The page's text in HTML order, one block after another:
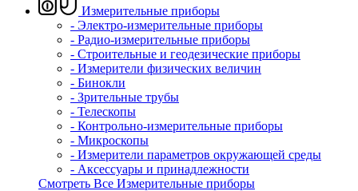
Измерительные приборы
- Электро-измерительные приборы
- Радио-измерительные приборы
- Строительные и геодезические приборы
- Измерители физических величин
- Бинокли
- Зрительные трубы
- Телескопы
- Контрольно-измерительные приборы
- Микроскопы
- Измерители параметров окружающей среды
- Аксессуары и принадлежности
Смотреть Все Измерительные приборы